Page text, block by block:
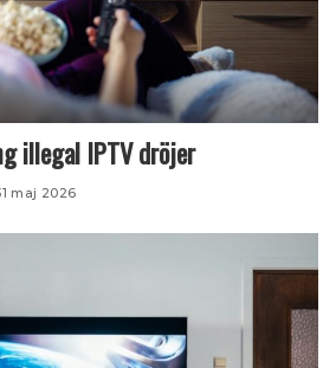
illegal IPTV dröjer
maj 2026